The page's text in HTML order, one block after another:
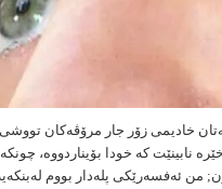
خادیمی زۆر جار مرۆڤه‌كان
نابینێت كه‌ خودا بۆیناردووه‌،
من ئه‌فسه‌رێكی پله‌دار بووم